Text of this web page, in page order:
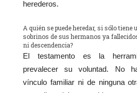
herederos.
A quién se puede heredar, si sólo
sobrinos de sus hermanos ya
ni descendencia?
El testamento es la
prevalecer su voluntad. No
vínculo familiar ni de ninguna